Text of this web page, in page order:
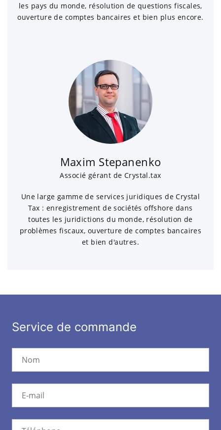
les pays du monde, résolution de questions fiscales,
ouverture de comptes bancaires et bien plus encore.
Maxim Stepanenko
Associé gérant de Crystal.tax
Une large gamme de services juridiques de Crystal
Tax : enregistrement de sociétés offshore dans
toutes les juridictions du monde, résolution de
problèmes fiscaux, ouverture de comptes bancaires
et bien d'autres.
Service de commande